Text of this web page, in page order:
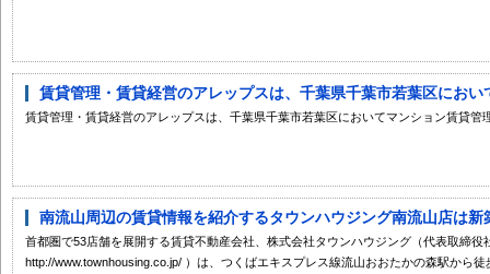
賃貸管理・賃貸経営のアレップスは、千葉県千葉市若葉区におい
賃貸管理・賃貸経営のアレップスは、千葉県千葉市若葉区においてマンション賃貸管
南流山周辺の賃貸情報を紹介するタウンハウジング南流山店は新
首都圏で53店舗を展開する賃貸不動産会社、株式会社タウンハウジング（代表取締役
http://www.townhousing.co.jp/ ）は、つくばエキスプレス線流山おおたかの森駅から